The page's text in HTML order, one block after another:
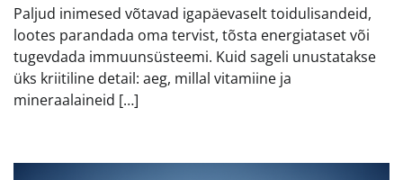
Paljud inimesed võtavad igapäevaselt toidulisandeid,
lootes parandada oma tervist, tõsta energiataset või
tugevdada immuunsüsteemi. Kuid sageli unustatakse
üks kriitiline detail: aeg, millal vitamiine ja
mineraalaineid […]